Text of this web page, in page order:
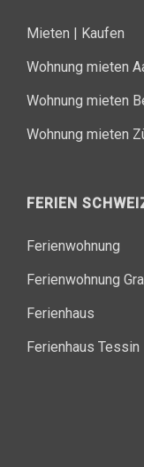
Mieten | Kaufen
Wohnung mieten
Wohnung mieten
Wohnung mieten
FERIEN
Ferienwohnung
Ferienwohnung
Ferienhaus
Ferienhaus Tessin